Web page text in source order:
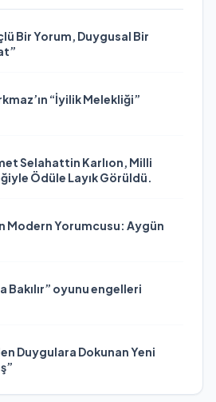
Bir Yorum, Duygusal Bir
“İyilik Melekliği”
Selahattin Karlıon, Milli
Ödüle Layık Görüldü.
Modern Yorumcusu: Aygün
Bakılır” oyunu engelleri
Duygulara Dokunan Yeni